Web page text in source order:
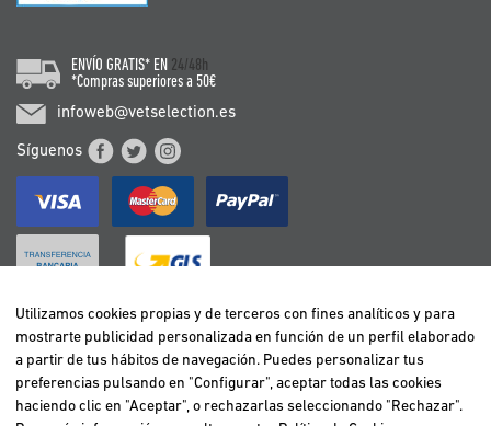
ENVÍO GRATIS* EN 24/48h
*Compras superiores a 50€
infoweb@vetselection.es
Síguenos
BELGIË / BELGIQUE
DEUTSCHLAND
ESPAÑA
Utilizamos cookies propias y de terceros con fines analíticos y para
mostrarte publicidad personalizada en función de un perfil elaborado
a partir de tus hábitos de navegación. Puedes personalizar tus
preferencias pulsando en "Configurar", aceptar todas las cookies
haciendo clic en "Aceptar", o rechazarlas seleccionando "Rechazar".